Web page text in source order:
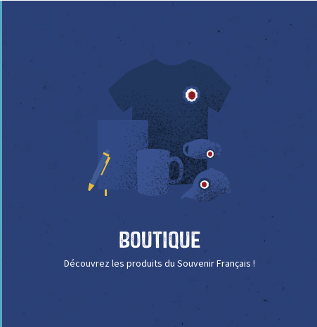
Boutique
Découvrez les produits du Souvenir Français !